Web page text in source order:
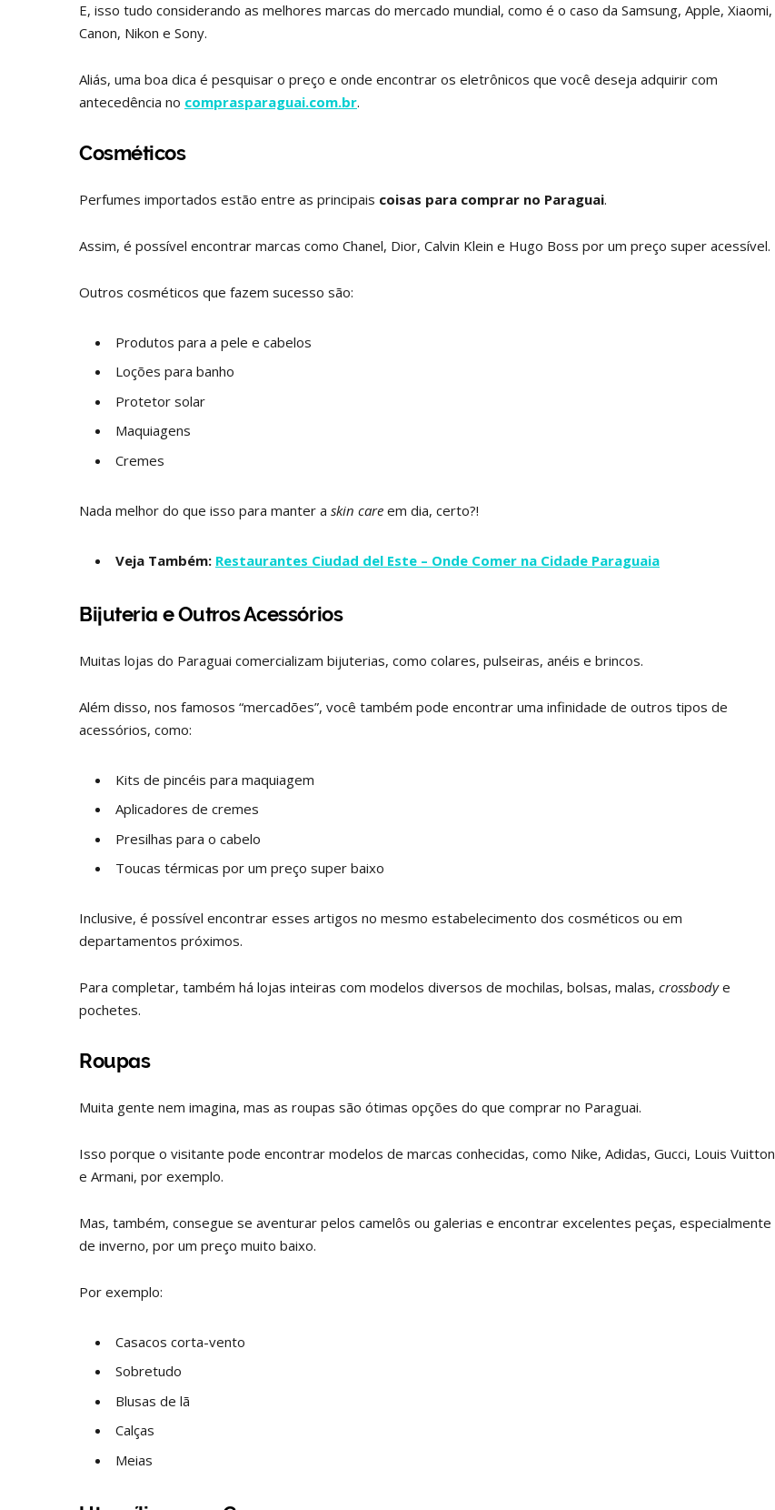
E, isso tudo considerando as melhores marcas do mercado mundial, como é o caso da Samsung, Apple, Xiaomi,
Canon, Nikon e Sony.
Aliás, uma boa dica é pesquisar o preço e onde encontrar os eletrônicos que você deseja adquirir com
antecedência no comprasparaguai.com.br.
Cosméticos
Perfumes importados estão entre as principais coisas para comprar no Paraguai.
Assim, é possível encontrar marcas como Chanel, Dior, Calvin Klein e Hugo Boss por um preço super acessível.
Outros cosméticos que fazem sucesso são:
Produtos para a pele e cabelos
Loções para banho
Protetor solar
Maquiagens
Cremes
Nada melhor do que isso para manter a skin care em dia, certo?!
Veja Também: Restaurantes Ciudad del Este – Onde Comer na Cidade Paraguaia
Bijuteria e Outros Acessórios
Muitas lojas do Paraguai comercializam bijuterias, como colares, pulseiras, anéis e brincos.
Além disso, nos famosos “mercadões”, você também pode encontrar uma infinidade de outros tipos de
acessórios, como:
Kits de pincéis para maquiagem
Aplicadores de cremes
Presilhas para o cabelo
Toucas térmicas por um preço super baixo
Inclusive, é possível encontrar esses artigos no mesmo estabelecimento dos cosméticos ou em
departamentos próximos.
Para completar, também há lojas inteiras com modelos diversos de mochilas, bolsas, malas, crossbodye
pochetes.
Roupas
Muita gente nem imagina, mas as roupas são ótimas opções do que comprar no Paraguai.
Isso porque o visitante pode encontrar modelos de marcas conhecidas, como Nike, Adidas, Gucci, Louis Vuitton
e Armani, por exemplo.
Mas, também, consegue se aventurar pelos camelôs ou galerias e encontrar excelentes peças, especialmente
de inverno, por um preço muito baixo.
Por exemplo:
Casacos corta-vento
Sobretudo
Blusas de lã
Calças
Meias